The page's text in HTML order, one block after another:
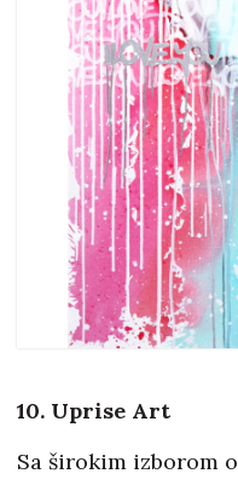
10. Uprise Art
Sa širokim izborom